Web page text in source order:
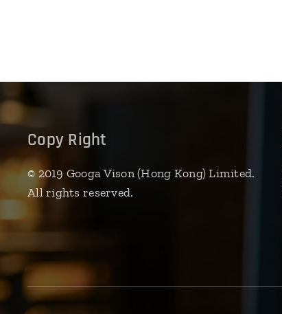
Copy Right
© 2019 Googa Vison (Hong Kong) Limited.
All rights reserved.